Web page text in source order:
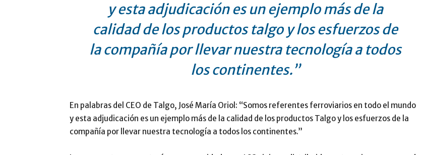
y esta adjudicación es un ejemplo más de la
calidad de los productos talgo y los esfuerzos de
la compañía por llevar nuestra tecnología a todos
los continentes.”
En palabras del CEO de Talgo, José María Oriol: “Somos referentes ferroviarios en todo el mundo
y esta adjudicación es un ejemplo más de la calidad de los productos Talgo y los esfuerzos de la
compañía por llevar nuestra tecnología a todos los continentes.”